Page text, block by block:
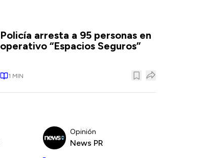
Policía arresta a 95 personas en
operativo “Espacios Seguros”
1 MIN
Opinión
News PR